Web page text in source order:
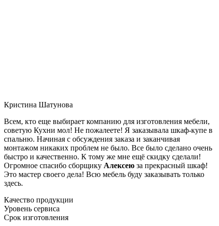
Кристина Шатунова
Всем, кто еще выбирает компанию для изготовления мебели,
советую Кухни мол! Не пожалеете! Я заказывала шкаф-купе в
спальню. Начиная с обсуждения заказа и заканчивая
монтажом никаких проблем не было. Все было сделано очень
быстро и качественно. К тому же мне ещё скидку сделали!
Огромное спасибо сборщику Алексею за прекрасный шкаф!
Это мастер своего дела! Всю мебель буду заказывать только
здесь.
Качество продукции
Уровень сервиса
Срок изготовления